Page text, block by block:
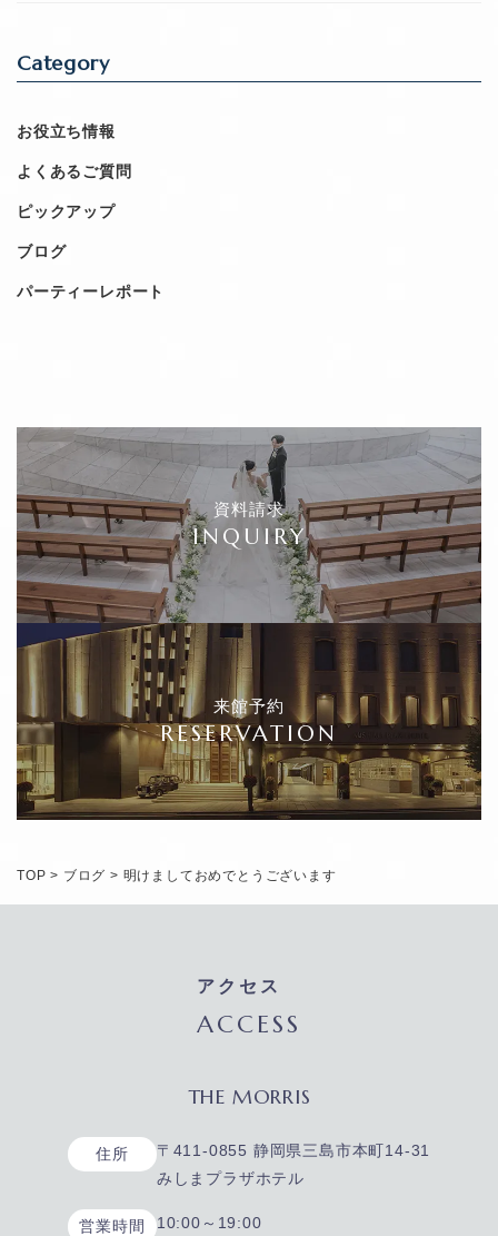
Category
お役立ち情報
よくあるご質問
ピックアップ
ブログ
パーティーレポート
資料請求
INQUIRY
来館予約
RESERVATION
TOP > ブログ > 明けましておめでとうございます
アクセス
ACCESS
THE MORRIS
住所
〒411-0855 静岡県三島市本町14-31
みしまプラザホテル
営業時間 10:00～19:00